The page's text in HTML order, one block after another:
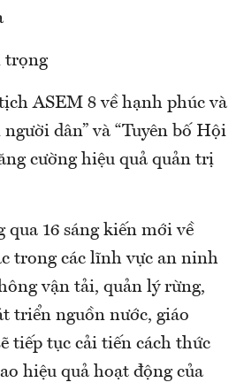
trọng
ASEM 8 về hạnh phúc và
dân” và “Tuyên bố Hội
cường hiệu quả quản trị
16 sáng kiến mới về
trong các lĩnh vực an ninh
vận tải, quản lý rừng,
triển nguồn nước, giáo
tiếp tục cải tiến cách thức
hiệu quả hoạt động của